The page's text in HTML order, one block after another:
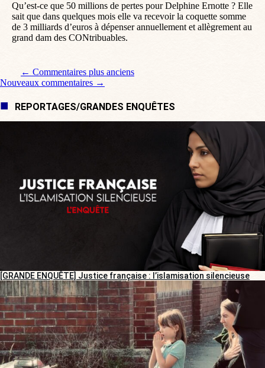
Qu’est-ce que 50 millions de pertes pour Delphine Ernotte ? Elle
sait que dans quelques mois elle va recevoir la coquette somme
de 3 milliards d’euros à dépenser annuellement et allègrement au
grand dam des CONtribuables.
Navigation de commentaire
← Commentaires plus anciens
Nouveaux commentaires →
REPORTAGES/GRANDES ENQUÊTES
[GRANDE ENQUÊTE] Justice française : l’islamisation silencieuse